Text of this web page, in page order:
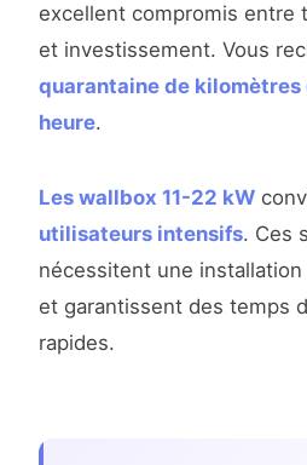
excellent compromis entre
et investissement. Vous
quarantaine de
heure.
Les wallbox 11-22 kW
utilisateurs intensifs. Ces
nécessitent une
et garantissent des temps
rapides.